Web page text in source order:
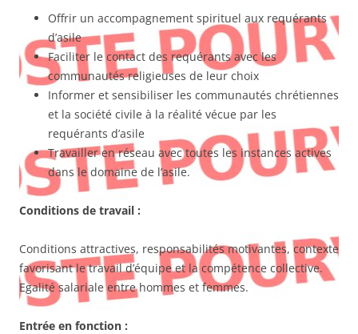
Offrir un accompagnement spirituel aux requérants
d’asile
Faciliter le contact des requérants avec les
communautés religieuses de leur choix
Informer et sensibiliser les communautés chrétiennes
et la société civile à la réalité vécue par les
requérants d’asile
Travailler en réseau avec toutes les instances actives
dans le domaine de l’asile.
Conditions de travail :
Conditions attractives, responsabilités motivantes, contexte
favorisant le travail d’équipe et la compétence collective.
Egalité salariale entre hommes et femmes.
Entrée en fonction :